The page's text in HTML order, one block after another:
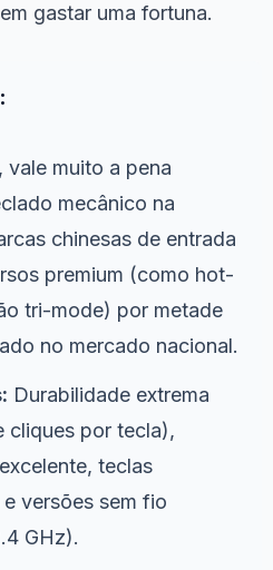
gastar uma fortuna.
vale muito a pena
mecânico na
chinesas de entrada
premium (como hot-
tri-mode) por metade
no mercado nacional.
Durabilidade extrema
cliques por tecla),
teclas
versões sem fio
GHz).